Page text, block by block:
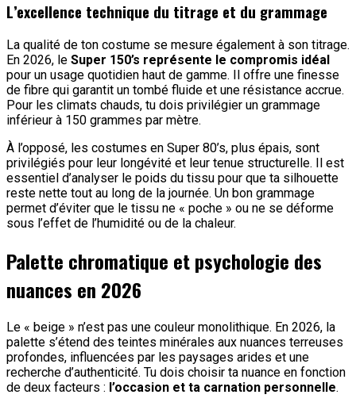
L’excellence technique du titrage et du grammage
La qualité de ton costume se mesure également à son titrage.
En 2026, le Super 150’s représente le compromis idéal
pour un usage quotidien haut de gamme. Il offre une finesse
de fibre qui garantit un tombé fluide et une résistance accrue.
Pour les climats chauds, tu dois privilégier un grammage
inférieur à 150 grammes par mètre.
À l’opposé, les costumes en Super 80’s, plus épais, sont
privilégiés pour leur longévité et leur tenue structurelle. Il est
essentiel d’analyser le poids du tissu pour que ta silhouette
reste nette tout au long de la journée. Un bon grammage
permet d’éviter que le tissu ne « poche » ou ne se déforme
sous l’effet de l’humidité ou de la chaleur.
Palette chromatique et psychologie des
nuances en 2026
Le « beige » n’est pas une couleur monolithique. En 2026, la
palette s’étend des teintes minérales aux nuances terreuses
profondes, influencées par les paysages arides et une
recherche d’authenticité. Tu dois choisir ta nuance en fonction
de deux facteurs : l’occasion et ta carnation personnelle.